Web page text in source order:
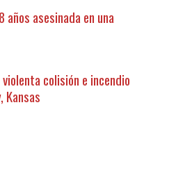
asesinada en una
colisión e incendio
Kansas